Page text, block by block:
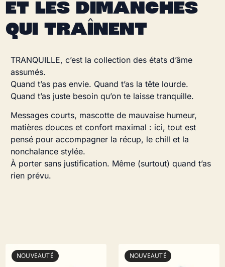
ET LES DIMANCHES
QUI TRAÎNENT
TRANQUILLE, c’est la collection des états d’âme
assumés.
Quand t’as pas envie. Quand t’as la tête lourde.
Quand t’as juste besoin qu’on te laisse tranquille.
Messages courts, mascotte de mauvaise humeur,
matières douces et confort maximal : ici, tout est
pensé pour accompagner la récup, le chill et la
nonchalance stylée.
À porter sans justification. Même (surtout) quand t’as
rien prévu.
NOUVEAUTÉ NOUVEAUTÉ